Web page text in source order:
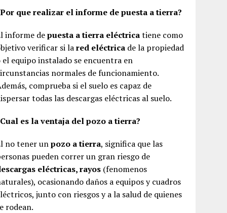
que realizar el informe de puesta a tierra?
informe depuesta a tierra eléctricatiene como
verificar si lared eléctrica de la propiedad
el equipo instalado se encuentra en
normales de funcionamiento.
comprueba si el suelo es capaz de
todas las descargas eléctricas al suelo.
es la ventaja del pozo a tierra?
no tener unpozo a tierra, significa que las
pueden correr un gran riesgo de
eléctricas, rayos (fenomenos
ocasionando daños a equipos y cuadros
junto con riesgos y a la salud de quienes
rodean.